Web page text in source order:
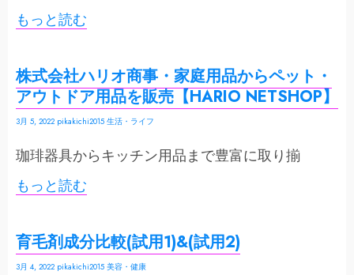
もっと読む
株式会社ハリオ商事・家庭用品からペット・
アウトドア用品を販売【HARIO NETSHOP】
3月 5, 2022 pikakichi2015 生活・ライフ
珈琲器具からキッチン用品まで豊富に取り揃
もっと読む
育毛剤成分比較(試用1)&(試用2)
3月 4, 2022 pikakichi2015 美容・健康